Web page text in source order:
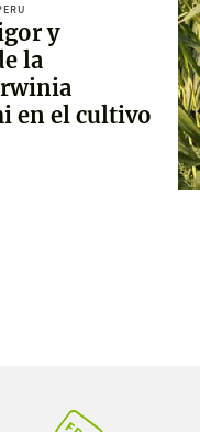
y
la
en el cultivo